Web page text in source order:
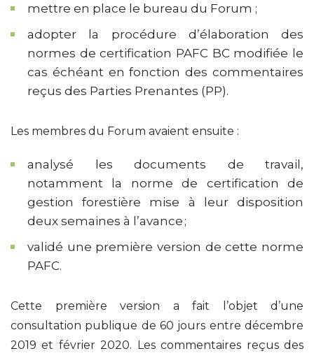
mettre en place le bureau du Forum ;
adopter la procédure d’élaboration des
normes de certification PAFC BC modifiée le
cas échéant en fonction des commentaires
reçus des Parties Prenantes (PP).
Les membres du Forum avaient ensuite :
analysé les documents de travail,
notamment la norme de certification de
gestion forestière mise à leur disposition
deux semaines à l’avance ;
validé une première version de cette norme
PAFC.
Cette première version a fait l’objet d’une
consultation publique de 60 jours entre décembre
2019 et février 2020. Les commentaires reçus des